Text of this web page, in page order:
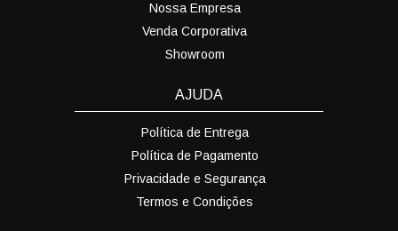
Nossa Empresa
Venda Corporativa
Showroom
AJUDA
Política de Entrega
Política de Pagamento
Privacidade e Segurança
Termos e Condições